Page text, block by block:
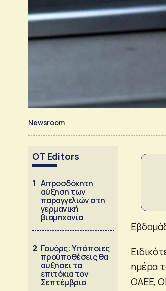
Newsroom
OT Editors
1 Απροσδόκητη
αύξηση των
παραγγελιών στη
γερμανική
βιομηχανία
2 Γουόρς: Υπό ποιες
προϋποθέσεις θα
αυξήσει τα
επιτόκια τον
Σεπτέμβριο
ημέρα
ΟΑΕΕ,